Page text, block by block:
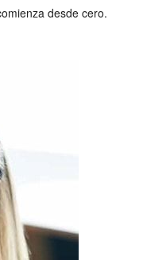
desde cero.